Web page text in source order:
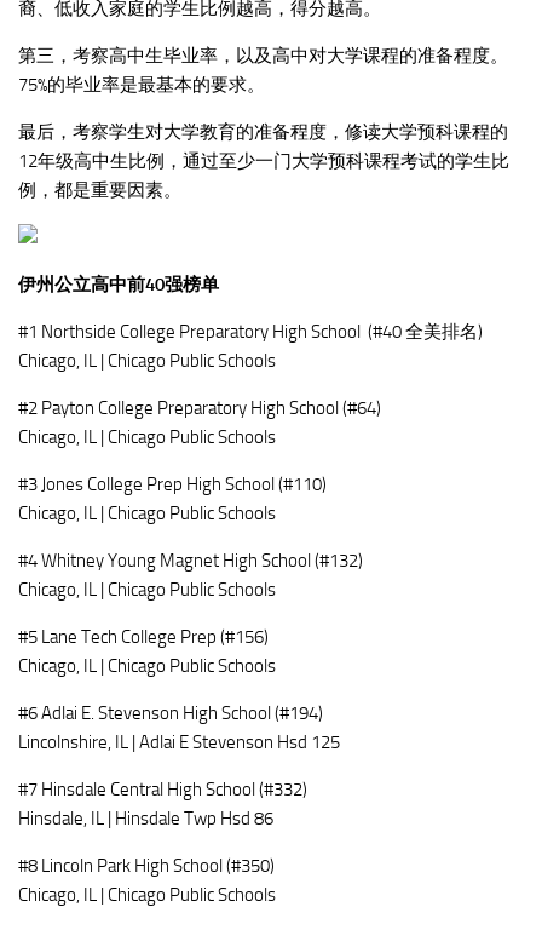
裔、低收入家庭的学生比例越高，得分越高。
第三，考察高中生毕业率，以及高中对大学课程的准备程度。
75%的毕业率是最基本的要求。
最后，考察学生对大学教育的准备程度，修读大学预科课程的
12年级高中生比例，通过至少一门大学预科课程考试的学生比
例，都是重要因素。
伊州公立高中前40强榜单
#1 Northside College Preparatory High School (#40 全美排名)
Chicago, IL | Chicago Public Schools
#2 Payton College Preparatory High School (#64)
Chicago, IL | Chicago Public Schools
#3 Jones College Prep High School (#110)
Chicago, IL | Chicago Public Schools
#4 Whitney Young Magnet High School (#132)
Chicago, IL | Chicago Public Schools
#5 Lane Tech College Prep (#156)
Chicago, IL | Chicago Public Schools
#6 Adlai E. Stevenson High School (#194)
Lincolnshire, IL | Adlai E Stevenson Hsd 125
#7 Hinsdale Central High School (#332)
Hinsdale, IL | Hinsdale Twp Hsd 86
#8 Lincoln Park High School (#350)
Chicago, IL | Chicago Public Schools